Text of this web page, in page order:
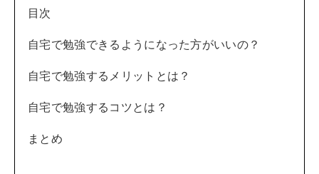
目次
自宅で勉強できるようになった方がいいの？
自宅で勉強するメリットとは？
自宅で勉強するコツとは？
まとめ